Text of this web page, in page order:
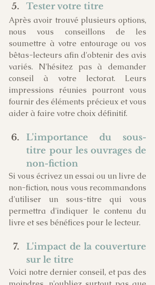
Tester votre titre
Après avoir trouvé plusieurs options,
nous vous conseillons de les
soumettre à votre entourage ou vos
bêtas-lecteurs afin d'obtenir des avis
variés. N'hésitez pas à demander
conseil à votre lectorat. Leurs
impressions réunies pourront vous
fournir des éléments précieux et vous
aider à faire votre choix définitif.
L'importance du sous-
titre pour les ouvrages de
non-fiction
Si vous écrivez un essai ou un livre de
non-fiction, nous vous recommandons
d'utiliser un sous-titre qui vous
permettra d'indiquer le contenu du
livre et ses bénéfices pour le lecteur.
L'impact de la couverture
sur le titre
Voici notre dernier conseil, et pas des